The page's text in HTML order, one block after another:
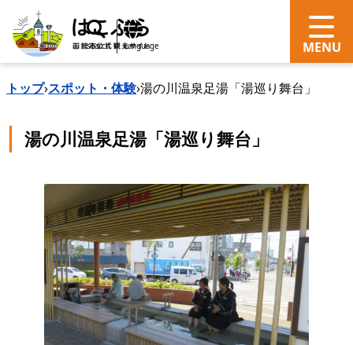
search Language
トップ›スポット・体験›湯の川温泉足湯「湯巡り舞台」
湯の川温泉足湯「湯巡り舞台」